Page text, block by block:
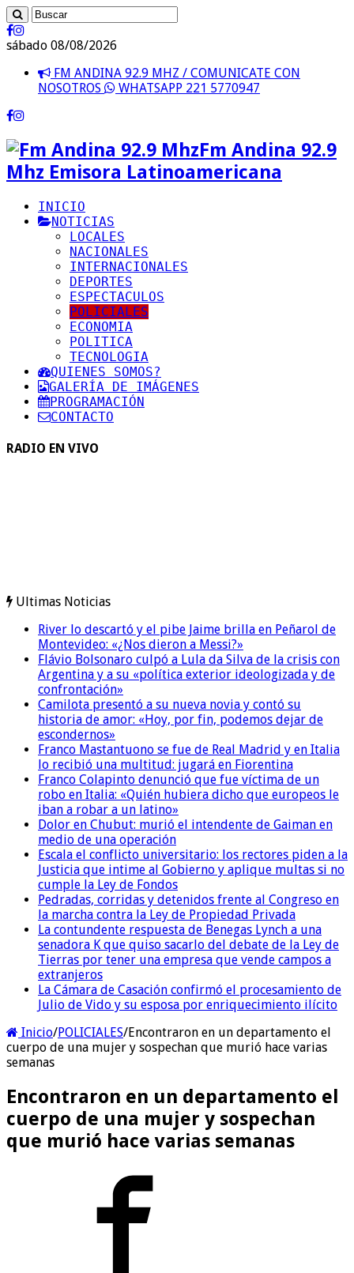
sábado 08/08/2026
FM ANDINA 92.9 MHZ / COMUNICATE CON
NOSOTROS
WHATSAPP 221 5770947
Fm Andina 92.9
Mhz Emisora Latinoamericana
INICIO
NOTICIAS
LOCALES
NACIONALES
INTERNACIONALES
DEPORTES
ESPECTACULOS
POLICIALES
ECONOMIA
POLITICA
TECNOLOGIA
QUIENES SOMOS?
GALERÍA DE IMÁGENES
PROGRAMACIÓN
CONTACTO
RADIO EN VIVO
Ultimas Noticias
River lo descartó y el pibe Jaime brilla en Peñarol de
Montevideo: «¿Nos dieron a Messi?»
Flávio Bolsonaro culpó a Lula da Silva de la crisis con
Argentina y a su «política exterior ideologizada y de
confrontación»
Camilota presentó a su nueva novia y contó su
historia de amor: «Hoy, por fin, podemos dejar de
escondernos»
Franco Mastantuono se fue de Real Madrid y en Italia
lo recibió una multitud: jugará en Fiorentina
Franco Colapinto denunció que fue víctima de un
robo en Italia: «Quién hubiera dicho que europeos le
iban a robar a un latino»
Dolor en Chubut: murió el intendente de Gaiman en
medio de una operación
Escala el conflicto universitario: los rectores piden a la
Justicia que intime al Gobierno y aplique multas si no
cumple la Ley de Fondos
Pedradas, corridas y detenidos frente al Congreso en
la marcha contra la Ley de Propiedad Privada
La contundente respuesta de Benegas Lynch a una
senadora K que quiso sacarlo del debate de la Ley de
Tierras por tener una empresa que vende campos a
extranjeros
La Cámara de Casación confirmó el procesamiento de
Julio de Vido y su esposa por enriquecimiento ilícito
Inicio/POLICIALES/Encontraron en un departamento el
cuerpo de una mujer y sospechan que murió hace varias
semanas
Encontraron en un departamento el
cuerpo de una mujer y sospechan
que murió hace varias semanas